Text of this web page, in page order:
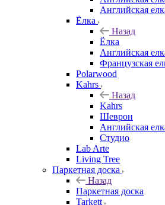
Английская
Ёлка
Назад
Ёлка
Английская
Французская
Polarwood
Kahrs
Назад
Kahrs
Шеврон
Английская
Студио
Lab Arte
Living Tree
Паркетная доска
Назад
Паркетная доска
Tarkett